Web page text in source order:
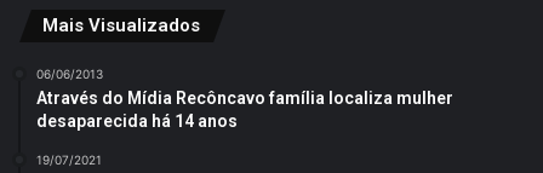
Mais Visualizados
06/06/2013
Através do Mídia Recôncavo família localiza mulher
desaparecida há 14 anos
19/07/2021